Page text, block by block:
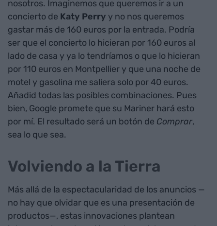
nosotros. Imaginemos que queremos ir a un
concierto de Katy Perry y no nos queremos
gastar más de 160 euros por la entrada. Podría
ser que el concierto lo hicieran por 160 euros al
lado de casa y ya lo tendríamos o que lo hicieran
por 110 euros en Montpellier y que una noche de
motel y gasolina me saliera solo por 40 euros.
Añadid todas las posibles combinaciones. Pues
bien, Google promete que su Mariner hará esto
por mí. El resultado será un botón de Comprar,
sea lo que sea.
Volviendo a la Tierra
Más allá de la espectacularidad de los anuncios —
no hay que olvidar que es una presentación de
productos—, estas innovaciones plantean